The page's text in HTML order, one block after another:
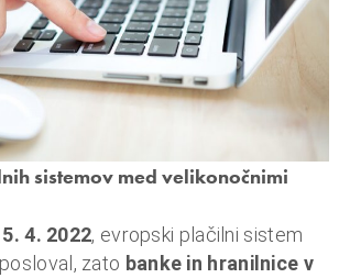
n
i
o
b
č
n
,
sistemov med velikonočnimi
4. 2022, evropski plačilni sistem
zato banke in hranilnice v